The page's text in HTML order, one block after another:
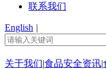
联系我们
English |
关于我们|食品安全资讯|